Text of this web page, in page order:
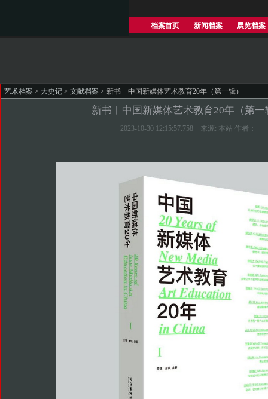
档案首页 新闻档案 展览档案
艺术档案 > 大史记 > 文献档案 > 新书︱中国新媒体艺术教育20年（第一辑）
新书︱中国新媒体艺术教育20年（第一
2023-10-30 12:15:57.758 来源: 本站 作者：